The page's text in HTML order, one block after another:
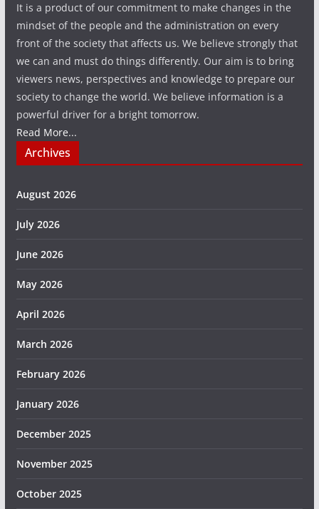
It is a product of our commitment to make changes in the
mindset of the people and the administration on every
front of the society that affects us. We believe strongly that
we can and must do things differently. Our aim is to bring
viewers news, perspectives and knowledge to prepare our
society to change the world. We believe information is a
powerful driver for a bright tomorrow.
Read More...
Archives
August 2026
July 2026
June 2026
May 2026
April 2026
March 2026
February 2026
January 2026
December 2025
November 2025
October 2025